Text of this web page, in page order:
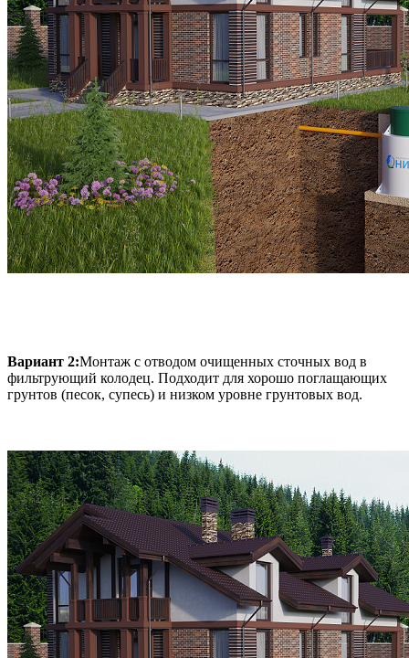
Вариант 2:Монтаж с отводом очищенных сточных вод в
фильтрующий колодец. Подходит для хорошо поглащающих
грунтов (песок, супесь) и низком уровне грунтовых вод.